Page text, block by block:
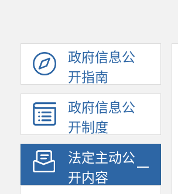
政府信息公
开指南
政府信息公
开制度
法定主动公
开内容